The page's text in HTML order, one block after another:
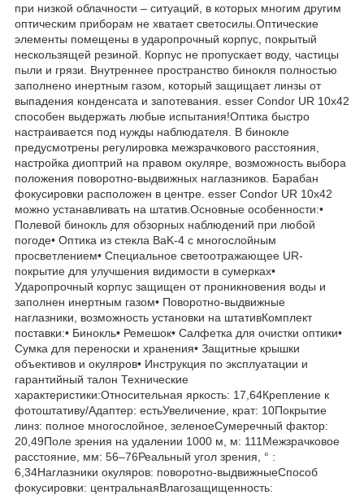
при низкой облачности – ситуаций, в которых многим другим
оптическим приборам не хватает светосилы.Оптические
элементы помещены в ударопрочный корпус, покрытый
нескользящей резиной. Корпус не пропускает воду, частицы
пыли и грязи. Внутреннее пространство бинокля полностью
заполнено инертным газом, который защищает линзы от
выпадения конденсата и запотевания. esser Condor UR 10x42
способен выдержать любые испытания!Оптика быстро
настраивается под нужды наблюдателя. В бинокле
предусмотрены регулировка межзрачкового расстояния,
настройка диоптрий на правом окуляре, возможность выбора
положения поворотно-выдвижных наглазников. Барабан
фокусировки расположен в центре. esser Condor UR 10x42
можно устанавливать на штатив.Основные особенности:•
Полевой бинокль для обзорных наблюдений при любой
погоде• Оптика из стекла BaK-4 с многослойным
просветлением• Специальное светоотражающее UR-
покрытие для улучшения видимости в сумерках•
Ударопрочный корпус защищен от проникновения воды и
заполнен инертным газом• Поворотно-выдвижные
наглазники, возможность установки на штативКомплект
поставки:• Бинокль• Ремешок• Салфетка для очистки оптики•
Сумка для переноски и хранения• Защитные крышки
объективов и окуляров• Инструкция по эксплуатации и
гарантийный талон Технические
характеристики:Относительная яркость: 17,64Крепление к
фотоштативу/Адаптер: естьУвеличение, крат: 10Покрытие
линз: полное многослойное, зеленоеСумеречный фактор:
20,49Поле зрения на удалении 1000 м, м: 111Межзрачковое
расстояние, мм: 56–76Реальный угол зрения, ° :
6,34Наглазники окуляров: поворотно-выдвижныеСпособ
фокусировки: центральнаяВлагозащищенность: